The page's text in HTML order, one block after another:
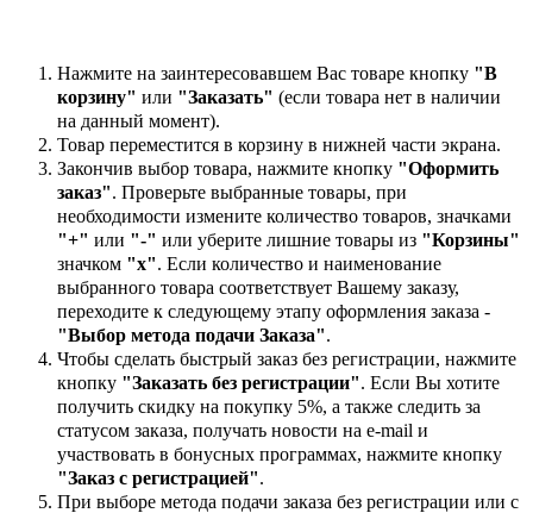
Нажмите на заинтересовавшем Вас товаре кнопку "В
корзину" или "Заказать" (если товара нет в наличии
на данный момент).
Товар переместится в корзину в нижней части экрана.
Закончив выбор товара, нажмите кнопку "Оформить
заказ". Проверьте выбранные товары, при
необходимости измените количество товаров, значками
"+" или "-" или уберите лишние товары из "Корзины"
значком "х". Если количество и наименование
выбранного товара соответствует Вашему заказу,
переходите к следующему этапу оформления заказа -
"Выбор метода подачи Заказа".
Чтобы сделать быстрый заказ без регистрации, нажмите
кнопку "Заказать без регистрации". Если Вы хотите
получить скидку на покупку 5%, а также следить за
статусом заказа, получать новости на e-mail и
участвовать в бонусных программах, нажмите кнопку
"Заказ с регистрацией".
При выборе метода подачи заказа без регистрации или с